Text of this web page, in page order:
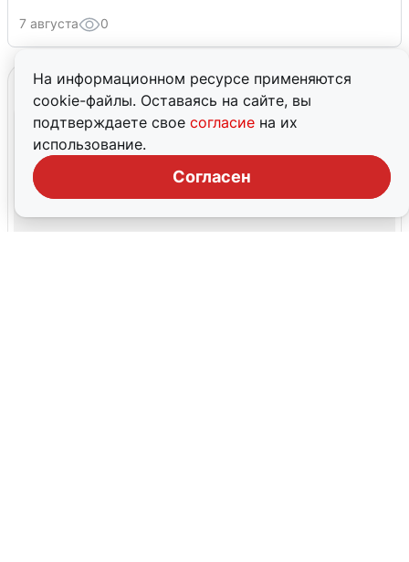
На информационном ресурсе применяются
cookie-файлы. Оставаясь на сайте, вы
подтверждаете свое согласие на их
использование.
Согласен
7 августа 0